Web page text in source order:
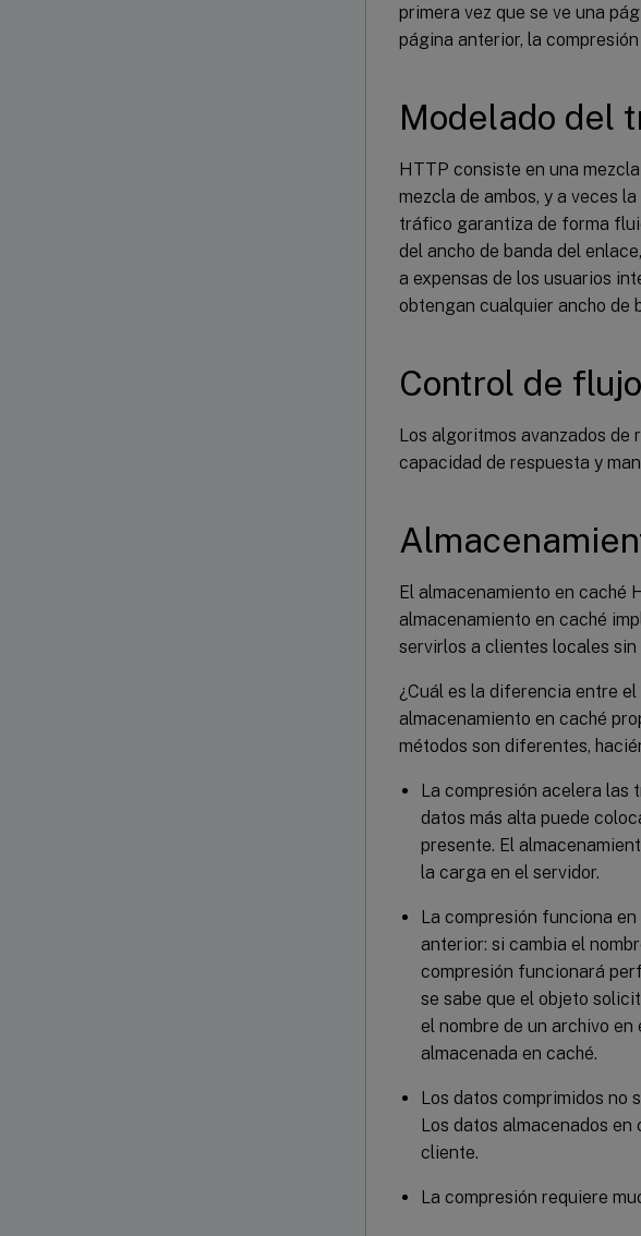
primera vez que se ve una
página anterior, la compresión
Modelado del
HTTP consiste en una
mezcla de ambos, y a veces
tráfico garantiza de forma
del ancho de banda del
a expensas de los usuarios
obtengan cualquier ancho de
Control de flujo
Los algoritmos avanzados de
capacidad de respuesta y
El almacenamiento en caché
almacenamiento en caché
servirlos a clientes locales
¿Cuál es la diferencia entre
almacenamiento en caché
métodos son diferentes,
La compresión acelera las
datos más alta puede
presente. El
la carga en el servidor.
La compresión funciona
anterior: si cambia el
compresión funcionará
se sabe que el objeto
el nombre de un archivo
almacenada en caché.
Los datos comprimidos no
Los datos almacenados
cliente.
La compresión requiere